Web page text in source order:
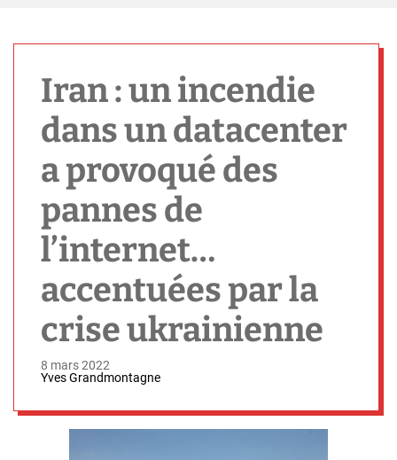
Iran : un incendie
dans un datacenter
a provoqué des
pannes de
l’internet…
accentuées par la
crise ukrainienne
8 mars 2022
Yves Grandmontagne